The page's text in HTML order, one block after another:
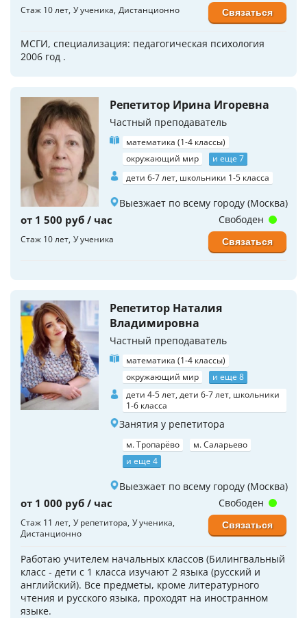
Стаж 10 лет У ученика Дистанционно
МСГИ, специализация: педагогическая психология
2006 год .
Связаться
Репетитор Ирина Игоревна
Частный преподаватель
математика (1-4 классы)
окружающий мир
и еще 7
дети 6-7 лет, школьники 1-5 класса
Выезжает по всему городу (Москва)
от 1 500 руб / час
Стаж 10 лет У ученика
Свободен
Связаться
Репетитор Наталия
Владимировна
Частный преподаватель
математика (1-4 классы)
окружающий мир
и еще 8
дети 4-5 лет, дети 6-7 лет, школьники
1-6 класса
Занятия у репетитора
м. Тропарёво
м. Саларьево
и еще 4
Выезжает по всему городу (Москва)
от 1 000 руб / час
Стаж 11 лет У репетитора У ученика
Дистанционно
Работаю учителем начальных классов (Билингвальный
класс - дети с 1 класса изучают 2 языка (русский и
английский). Все предметы, кроме литературного
чтения и русского языка, проходят на иностранном
языке.
Свободен
Связаться